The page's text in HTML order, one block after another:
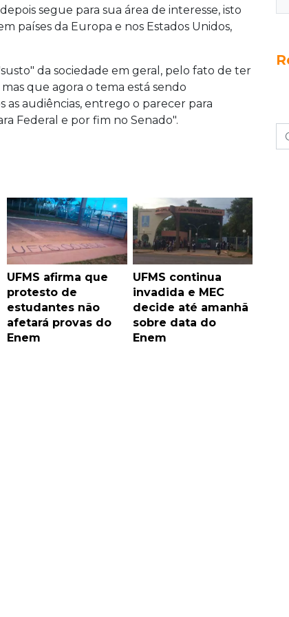
segue para sua área de interesse, isto
países da Europa e nos Estados Unidos,
da sociedade em geral, pelo fato de ter
que agora o tema está sendo
audiências, entrego o parecer para
Federal e por fim no Senado".
UFMS afirma que
protesto de
estudantes não
afetará provas do
Enem
UFMS continua
invadida e MEC
decide até amanhã
sobre data do
Enem